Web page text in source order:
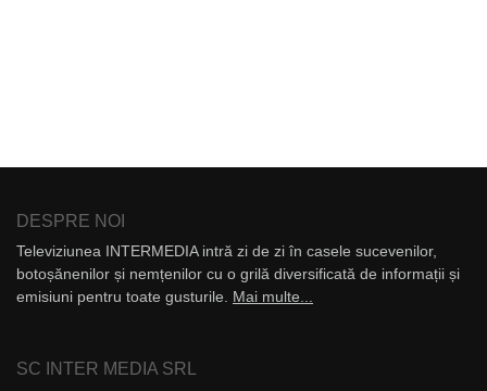
DESPRE NOI
Televiziunea INTERMEDIA intră zi de zi în casele sucevenilor,
botoșănenilor și nemțenilor cu o grilă diversificată de informații și
emisiuni pentru toate gusturile. Mai multe...
SC INTER MEDIA SRL